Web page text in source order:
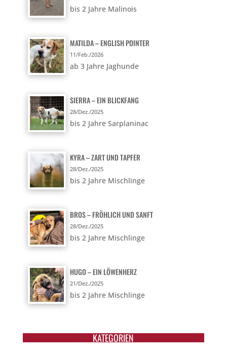
bis 2 Jahre Malinois
MATILDA – ENGLISH POINTER
11/Feb./2026
ab 3 Jahre Jaghunde
SIERRA – EIN BLICKFANG
28/Dez./2025
bis 2 Jahre Sarplaninac
KYRA – ZART UND TAPFER
28/Dez./2025
bis 2 Jahre Mischlinge
BROS – FRÖHLICH UND SANFT
28/Dez./2025
bis 2 Jahre Mischlinge
HUGO – EIN LÖWENHERZ
21/Dez./2025
bis 2 Jahre Mischlinge
KATEGORIEN